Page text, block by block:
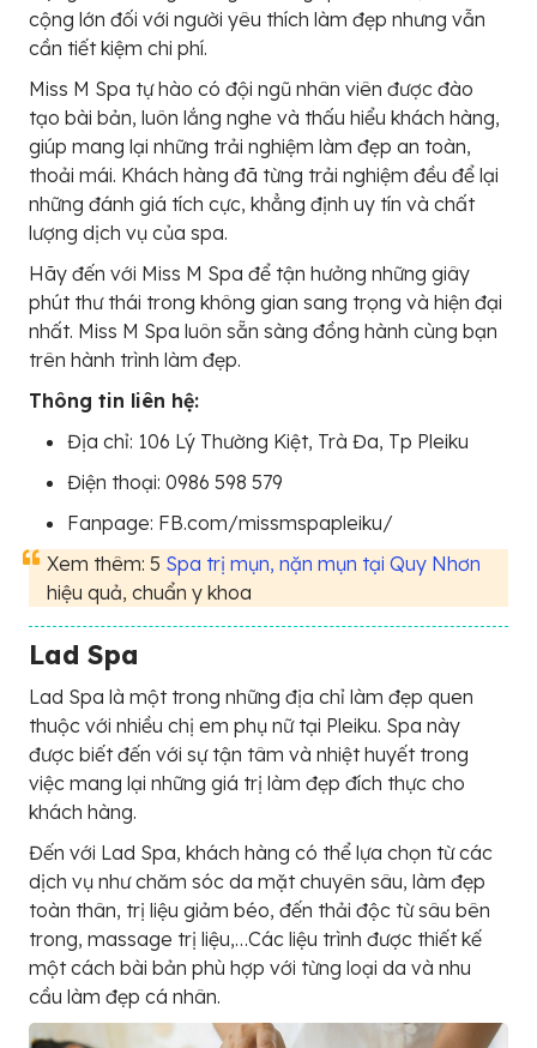
cộng lớn đối với người yêu thích làm đẹp nhưng vẫn
cần tiết kiệm chi phí.
Miss M Spa tự hào có đội ngũ nhân viên được đào
tạo bài bản, luôn lắng nghe và thấu hiểu khách hàng,
giúp mang lại những trải nghiệm làm đẹp an toàn,
thoải mái. Khách hàng đã từng trải nghiệm đều để lại
những đánh giá tích cực, khẳng định uy tín và chất
lượng dịch vụ của spa.
Hãy đến với Miss M Spa để tận hưởng những giây
phút thư thái trong không gian sang trọng và hiện đại
nhất. Miss M Spa luôn sẵn sàng đồng hành cùng bạn
trên hành trình làm đẹp.
Thông tin liên hệ:
Địa chỉ: 106 Lý Thường Kiệt, Trà Đa, Tp Pleiku
Điện thoại: 0986 598 579
Fanpage: FB.com/missmspapleiku/
Xem thêm: 5 Spa trị mụn, nặn mụn tại Quy Nhơn
hiệu quả, chuẩn y khoa
Lad Spa
Lad Spa là một trong những địa chỉ làm đẹp quen
thuộc với nhiều chị em phụ nữ tại Pleiku. Spa này
được biết đến với sự tận tâm và nhiệt huyết trong
việc mang lại những giá trị làm đẹp đích thực cho
khách hàng.
Đến với Lad Spa, khách hàng có thể lựa chọn từ các
dịch vụ như chăm sóc da mặt chuyên sâu, làm đẹp
toàn thân, trị liệu giảm béo, đến thải độc từ sâu bên
trong, massage trị liệu,…Các liệu trình được thiết kế
một cách bài bản phù hợp với từng loại da và nhu
cầu làm đẹp cá nhân.